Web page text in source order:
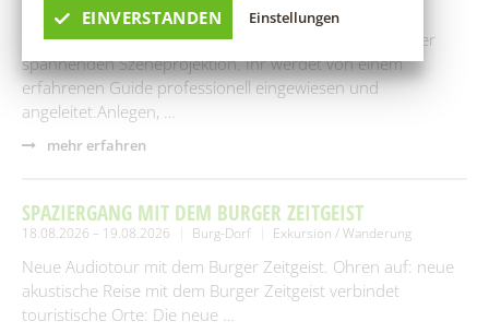
EINVERSTANDEN Einstellungen
Im Bogenkino erwartet euch eine Kinoleinwand mit einer
spannenden Szeneprojektion. Ihr werdet von einem
erfahrenen Guide professionell eingewiesen und
angeleitet.Anlegen, …
mehr erfahren
SPAZIERGANG MIT DEM BURGER ZEITGEIST
18.08.2026 – 19.08.2026 Burg-Dorf Exkursion / Wanderung
Neue Audiotour mit dem Burger Zeitgeist. Ohren auf: neue
akustische Reise mit dem Burger Zeitgeist verbindet
touristische Orte: Die neue …